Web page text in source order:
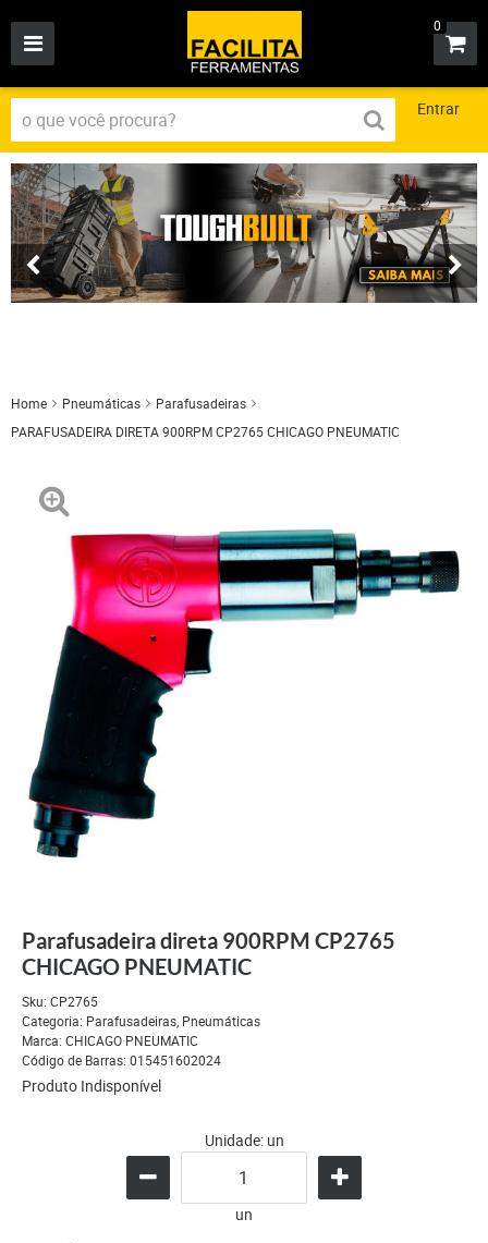
0
Entrar
Home Pneumáticas
Parafusadeiras
PARAFUSADEIRA DIRETA 900RPM CP2765 CHICAGO PNEUMATIC
Parafusadeira direta 900RPM CP2765
CHICAGO PNEUMATIC
Sku: CP2765
Categoria: Parafusadeiras, Pneumáticas
Marca: CHICAGO PNEUMATIC
Código de Barras: 015451602024
Produto Indisponível
Unidade: un
un